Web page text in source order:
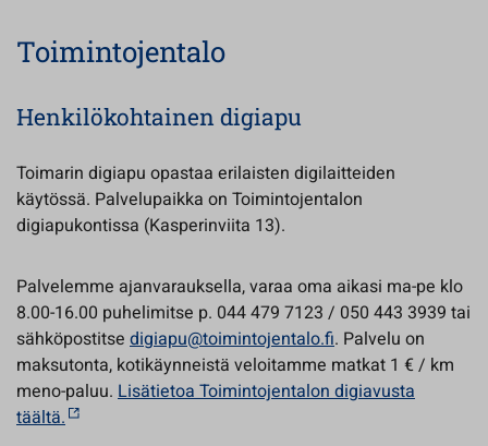
Toimintojentalo
Henkilökohtainen digiapu
Toimarin digiapu opastaa erilaisten digilaitteiden
käytössä. Palvelupaikka on Toimintojentalon
digiapukontissa (Kasperinviita 13).
Palvelemme ajanvarauksella, varaa oma aikasi ma-pe klo
8.00-16.00 puhelimitse p. 044 479 7123 / 050 443 3939 tai
sähköpostitse digiapu@toimintojentalo.fi. Palvelu on
maksutonta, kotikäynneistä veloitamme matkat 1 € / km
meno-paluu. Lisätietoa Toimintojentalon digiavusta
täältä.